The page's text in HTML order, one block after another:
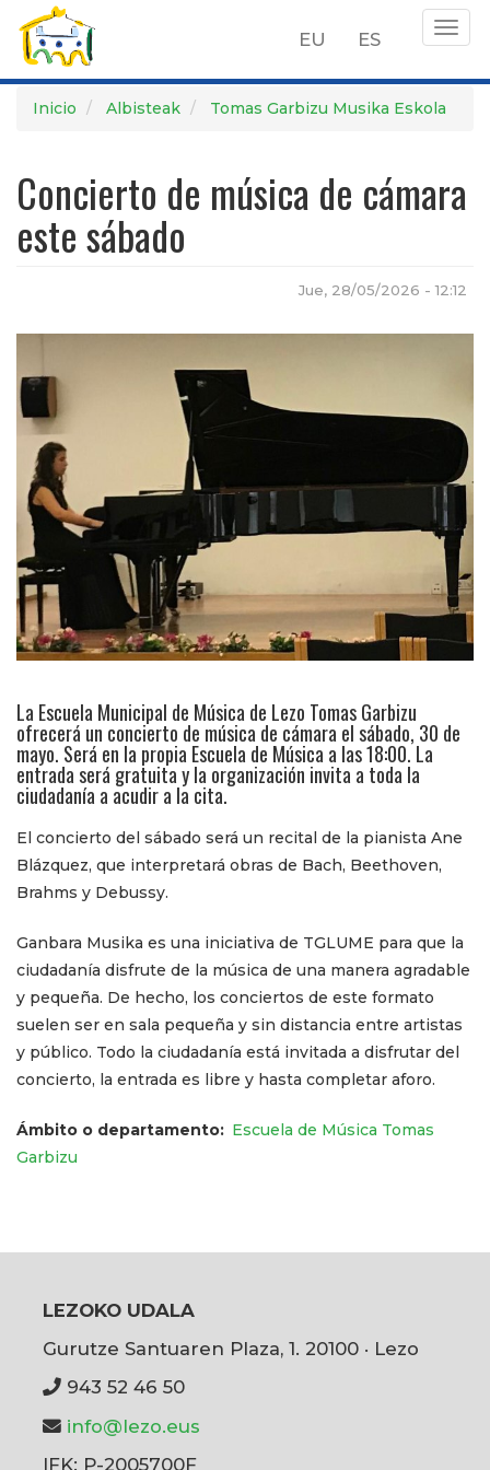
principal
EU ES
Inicio Albisteak Tomas Garbizu Musika Eskola
Concierto de música de cámara
este sábado
Jue, 28/05/2026 - 12:12
La Escuela Municipal de Música de Lezo Tomas Garbizu
ofrecerá un concierto de música de cámara el sábado, 30 de
mayo. Será en la propia Escuela de Música a las 18:00. La
entrada será gratuita y la organización invita a toda la
ciudadanía a acudir a la cita.
El concierto del sábado será un recital de la pianista Ane
Blázquez, que interpretará obras de Bach, Beethoven,
Brahms y Debussy.
Ganbara Musika es una iniciativa de TGLUME para que la
ciudadanía disfrute de la música de una manera agradable
y pequeña. De hecho, los conciertos de este formato
suelen ser en sala pequeña y sin distancia entre artistas
y público. Todo la ciudadanía está invitada a disfrutar del
concierto, la entrada es libre y hasta completar aforo.
Ámbito o departamento
Escuela de Música Tomas
Garbizu
LEZOKO UDALA
Gurutze Santuaren Plaza, 1. 20100 · Lezo
943 52 46 50
info@lezo.eus
IFK: P-2005700F